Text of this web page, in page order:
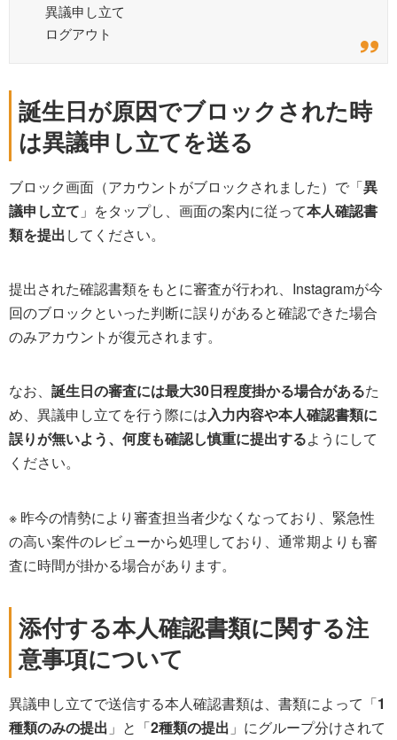
異議申し立て
ログアウト
誕生日が原因でブロックされた時
は異議申し立てを送る
ブロック画面（アカウントがブロックされました）で「異
議申し立て 」をタップし、画面の案内に従って本人確認書
類を提出してください。
提出された確認書類をもとに審査が行われ、Instagramが今
回のブロックといった判断に誤りがあると確認できた場合
のみアカウントが復元されます。
なお、 誕生日の審査には最大30日程度掛かる場合があるた
め、異議申し立てを行う際には入力内容や本人確認書類に
誤りが無いよう、何度も確認し慎重に提出するようにして
ください。
※ 昨今の情勢により審査担当者少なくなっており、緊急性
の高い案件のレビューから処理しており、通常期よりも審
査に時間が掛かる場合があります。
添付する本人確認書類に関する注
意事項について
異議申し立てで送信する本人確認書類は、書類によって「1
種類のみの提出 」と「2種類の提出 」にグループ分けされて